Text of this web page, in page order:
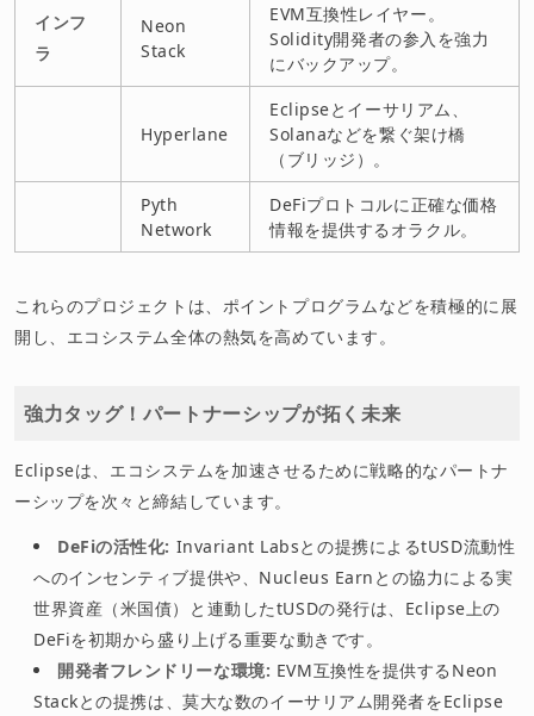
インフ
ラ
Neon
Stack
EVM互換性レイヤー。
Solidity開発者の参入を強力
にバックアップ。
Hyperlane
Eclipseとイーサリアム、
Solanaなどを繋ぐ架け橋
（ブリッジ）。
Pyth
Network
DeFiプロトコルに正確な価格
情報を提供するオラクル。
これらのプロジェクトは、ポイントプログラムなどを積極的に展
開し、エコシステム全体の熱気を高めています。
強力タッグ！パートナーシップが拓く未来
Eclipseは、エコシステムを加速させるために戦略的なパートナ
ーシップを次々と締結しています。
DeFiの活性化: Invariant Labsとの提携によるtUSD流動性
へのインセンティブ提供や、Nucleus Earnとの協力による実
世界資産（米国債）と連動したtUSDの発行は、Eclipse上の
DeFiを初期から盛り上げる重要な動きです。
開発者フレンドリーな環境: EVM互換性を提供するNeon
Stackとの提携は、莫大な数のイーサリアム開発者をEclipse